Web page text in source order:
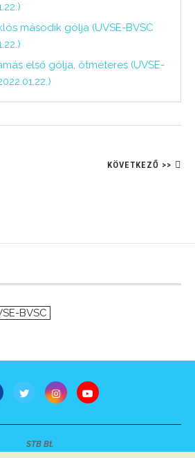
második gólja (UVSE-BVSC
első gólja, ötméteres (UVSE-
KÖVETKEZŐ >>
BVSC
STB Bt.